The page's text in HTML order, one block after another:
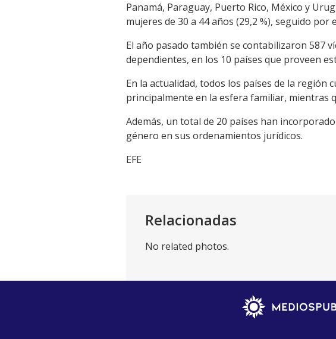
Panamá, Paraguay, Puerto Rico, México y
mujeres de 30 a 44 años (29,2 %), seguido por
El año pasado también se contabilizaron 587
dependientes, en los 10 países que proveen
En la actualidad, todos los países de la región
principalmente en la esfera familiar, mientras
Además, un total de 20 países han
género en sus ordenamientos jurídicos.
EFE
Relacionadas
No related photos.